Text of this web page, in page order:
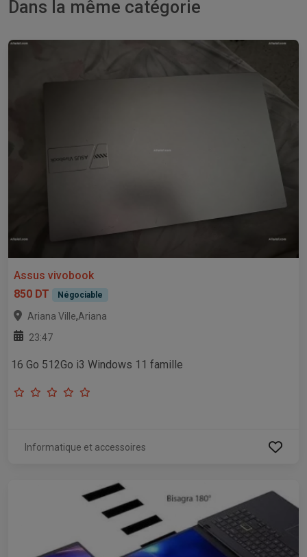
Dans la même catégorie
Assus vivobook
850 DT
Négociable
Ariana Ville,Ariana
23:47
16 Go 512Go i3 Windows 11 famille
Informatique et accessoires